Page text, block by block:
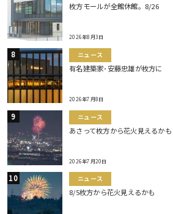
枚方モールが全館休館。8/26
2026年8月3日
ニュース
有名建築家･安藤忠雄が枚方に
2026年7月8日
ニュース
あさって枚方から花火見えるかも
2026年7月20日
ニュース
8/5枚方から花火見えるかも